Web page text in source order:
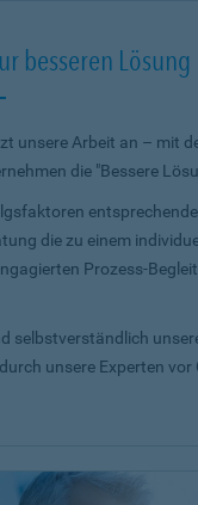
besseren Lösung
unsere Arbeit an – mit
die "Bessere
die zu einem
Prozess-
selbstverständlich
unsere Experten vor